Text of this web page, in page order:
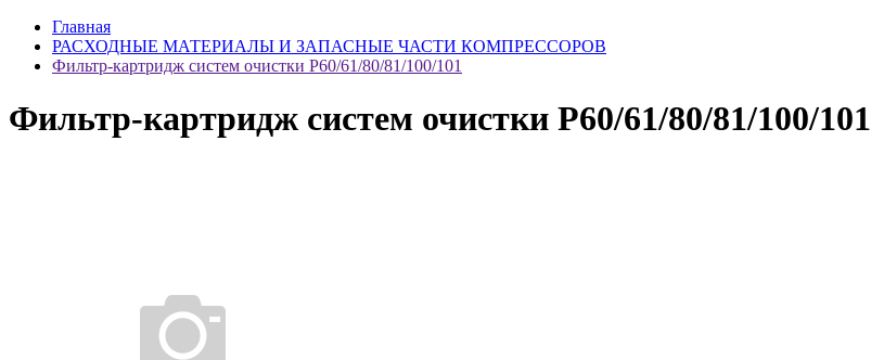
Главная
РАСХОДНЫЕ МАТЕРИАЛЫ И ЗАПАСНЫЕ ЧАСТИ КОМПРЕССОРОВ
Фильтр-картридж систем очистки Р60/61/80/81/100/101
Фильтр-картридж систем очистки Р60/61/80/81/100/101